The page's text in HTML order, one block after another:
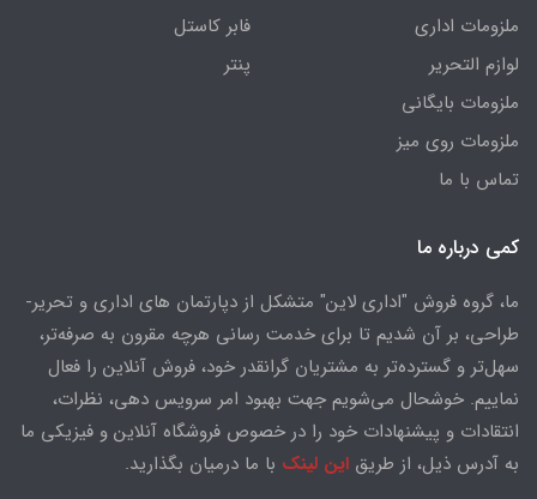
ملزومات اداری
لوازم التحریر
ملزومات بایگانی
ملزومات روی میز
تماس با ما
فابر کاستل
پنتر
کمی درباره ما
ما، گروه فروش "اداری لاین" متشکل از دپارتمان های اداری و تحریر-
طراحی، بر آن شدیم تا برای خدمت رسانی هرچه مقرون به صرفه‌تر،
سهل‌تر و گسترده‌تر به مشتریان گرانقدر خود، فروش آنلاین را فعال
نماییم. خوشحال می‌شویم جهت بهبود امر سرویس دهی، نظرات،
انتقادات و پیشنهادات خود را در خصوص فروشگاه آنلاین و فیزیکی ما
به آدرس ذیل، از طریق این لینک با ما درمیان بگذارید.